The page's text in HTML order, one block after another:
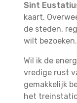
Sint
kaart.
de steden,
wilt
Wil ik de
vredige rust
gemakkelijk
het